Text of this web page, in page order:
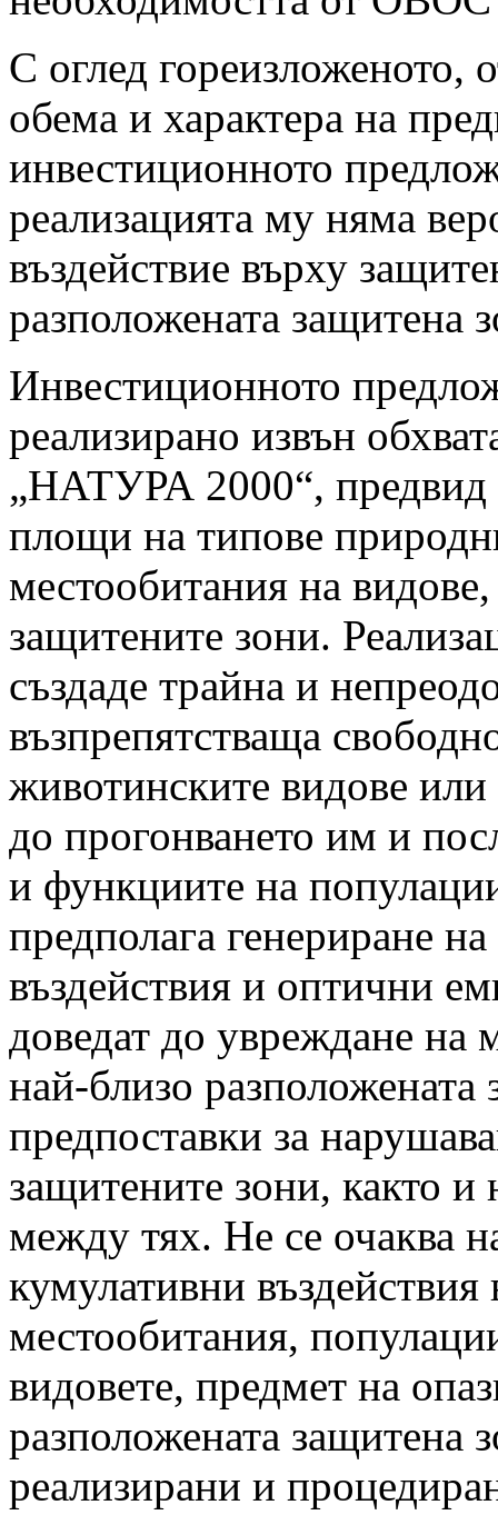
С оглед гореизложеното,
обема и характера на
инвестиционното
реализацията му няма
въздействие върху
разположената защитена
Инвестиционното
реализирано извън
„НАТУРА 2000“, предвид
площи на типове
местообитания на
защитените зони.
създаде трайна и
възпрепятстваща
животинските видове или
до прогонването им и
и функциите на
предполага генериране
въздействия и оптични
доведат до увреждане на
най-близо разположената
предпоставки за
защитените зони, както и
между тях. Не се очаква
кумулативни
местообитания,
видовете, предмет на
разположената защитена
реализирани и